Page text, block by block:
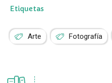
Etiquetas
Arte Fotografía